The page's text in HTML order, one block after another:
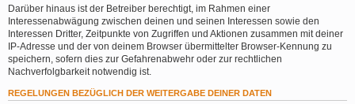
Darüber hinaus ist der Betreiber berechtigt, im Rahmen einer
Interessenabwägung zwischen deinen und seinen Interessen sowie den
Interessen Dritter, Zeitpunkte von Zugriffen und Aktionen zusammen mit deiner
IP-Adresse und der von deinem Browser übermittelter Browser-Kennung zu
speichern, sofern dies zur Gefahrenabwehr oder zur rechtlichen
Nachverfolgbarkeit notwendig ist.
REGELUNGEN BEZÜGLICH DER WEITERGABE DEINER DATEN